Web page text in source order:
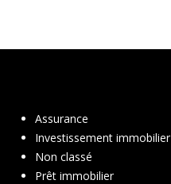
Assurance
Investissement immobilier
Non classé
Prêt immobilier